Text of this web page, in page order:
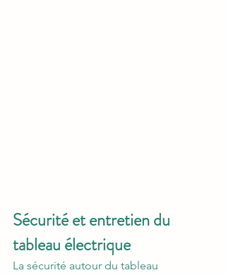
Sécurité et entretien du
tableau électrique
La sécurité autour du tableau